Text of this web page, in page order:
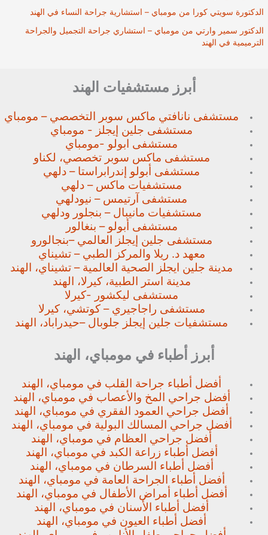
الدكتورة سويتي كورا من مومباي – استشارية جراحة النساء في الهند
الدكتور سمير وارتي من مومباي – استشاري جراحة التجميل والجراحة
الترميمية في الهند
أبرز مستشفيات الهند
مستشفى نانافتي ماكس سوبر التخصصي – مومباي
مستشفى جلين إيجلز - مومباي
مستشفى ابولو -مومباي
مستشفى ماكس سوبر تخصصي، لكناو
مستشفى أبولو إندرابراستا – دلهي
مستشفيات ماكس – دلهي
مستشفى آرتيمس – نيودلهي
مستشفيات مانيبال – بنجلور ودلهي
مستشفى أبولو – بنغالور
مستشفى جلين إيجلز العالمي –بنجالورو
معهد د. ريلا والمركز الطبي – تشيناي
مدينة جلين ايجلز الصحية العالمية – تشيناي، الهند
مدينة استر الطبية، كيرلا، الهند
مستشفى ليكشور -كيرلا
مستشفى راجاجيري – كوتشي، كيرلا
مستشفيات جلين إيجلز جلوبال –حيدراباد، الهند
أبرز أطباء في مومباي، الهند
أفضل أطباء جراحة القلب في مومباي، الهند
أفضل جراحي المخ والأعصاب في مومباي، الهند
أفضل جراحي العمود الفقري في مومباي، الهند
أفضل جراحي المسالك البولية في مومباي، الهند
أفضل جراحي العظام في مومباي، الهند
أفضل أطباء زراعة الكبد في مومباي، الهند
أفضل أطباء السرطان في مومباي، الهند
أفضل أطباء الجراحة العامة في مومباي، الهند
أفضل أطباء أمراض الأطفال في مومباي، الهند
أفضل أطباء الأسنان في مومباي، الهند
أفضل أطباء العيون في مومباي، الهند